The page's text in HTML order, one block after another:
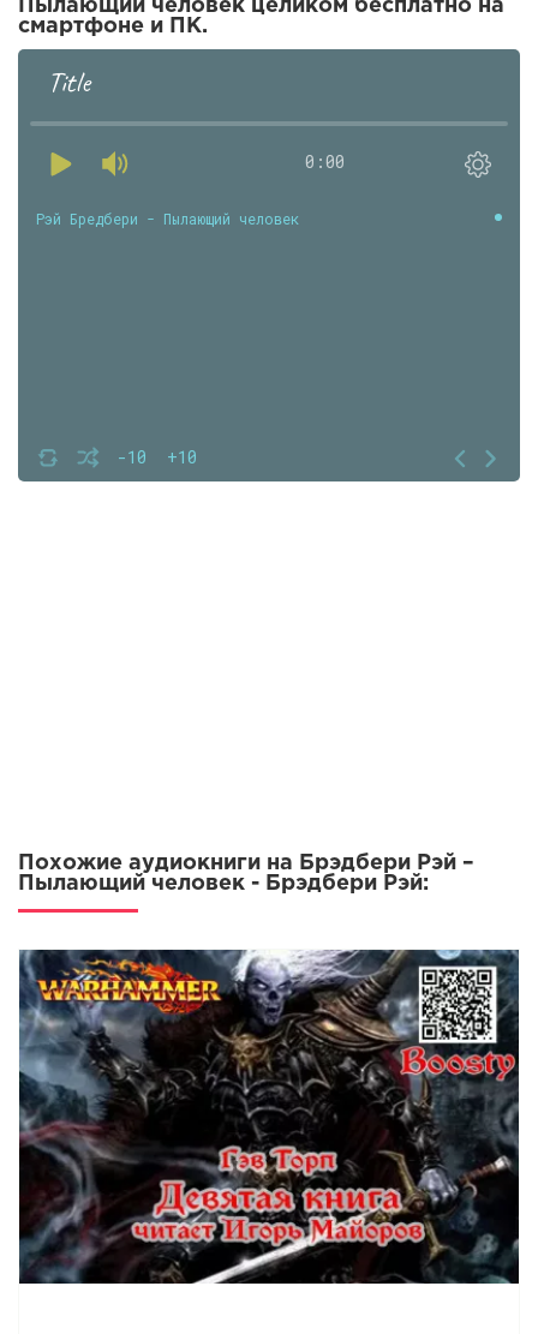
Пылающий человек целиком бесплатно на
смартфоне и ПК.
Title
0:00
-10 +10
Рэй Бредбери - Пылающий человек
Похожие аудиокниги на Брэдбери Рэй –
Пылающий человек - Брэдбери Рэй: